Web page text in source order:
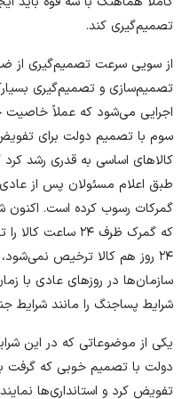
تصمیم‌گیری کند.
از سویی سرعت تصمیم‌گیری از
تصمیم‌سازی و تصمیم‌گیری
اجرایی می‌شود که عملاً
سوم با تصمیم دولت برای
کالا‌های اساسی به قدری رشد
طبق اعلام مسئولان پس از
گمرکات رسوب کرده است. اکنون
که گمرک ظرف ۲۴
۲۴ روز هم کالا ترخیص
سازمان‌ها در روز‌های عادی با
شرایط پساجنگ را مانند شرایط
یکی از موضوعاتی که در این
دولت با تصمیم خوبی که گرفت
تفویض کرد و استانداری‌ها